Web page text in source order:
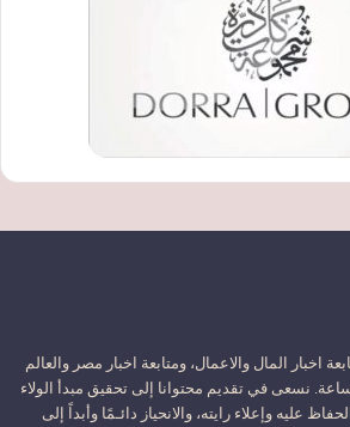
اخبار المال والاعمال، ومتابعة اخبار مصر والعالم
نسعى في تقديم محتوانا إلى تحقيق مبدأ الولاء
عليه وإعلاء رايته، والانحياز دائـمًا وأبداً إلى